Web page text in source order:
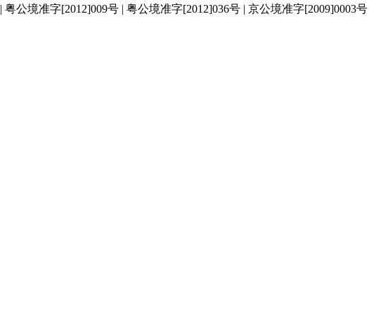
| 粤公境准字[2012]009号 | 粤公境准字[2012]036号 | 京公境准字[2009]0003号